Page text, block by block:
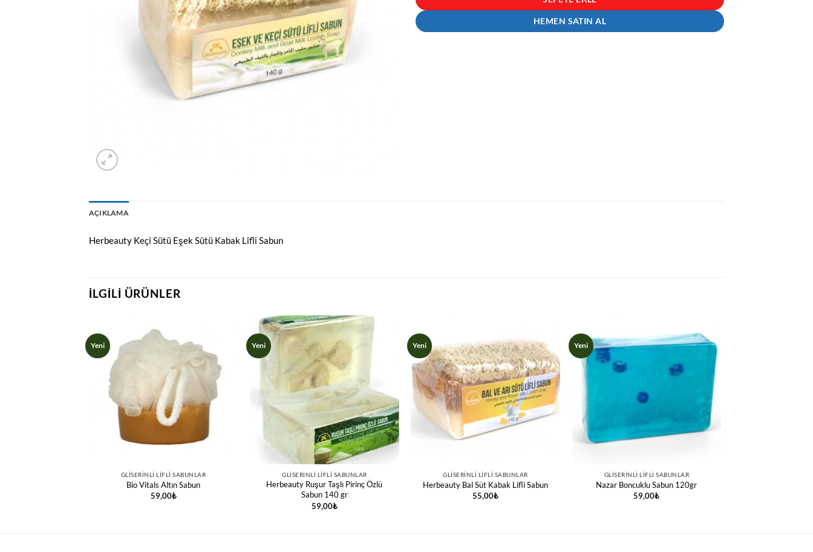
HEMEN SATIN AL
AÇIKLAMA
Herbeauty Keçi Sütü Eşek Sütü Kabak Lifli Sabun
İLGILI ÜRÜNLER
Yeni
GLISERINLI LIFLI SABUNLAR
Bio Vitals Altın Sabun
59,00₺
Yeni
GLISERINLI LIFLI SABUNLAR
Herbeauty Ruşur Taşlı Pirinç Özlü
Sabun 140 gr
59,00₺
Yeni
GLISERINLI LIFLI SABUNLAR
Herbeauty Bal Süt Kabak Lifli Sabun
55,00₺
Yeni
GLISERINLI LIFLI SABUNLAR
Nazar Boncuklu Sabun 120gr
59,00₺